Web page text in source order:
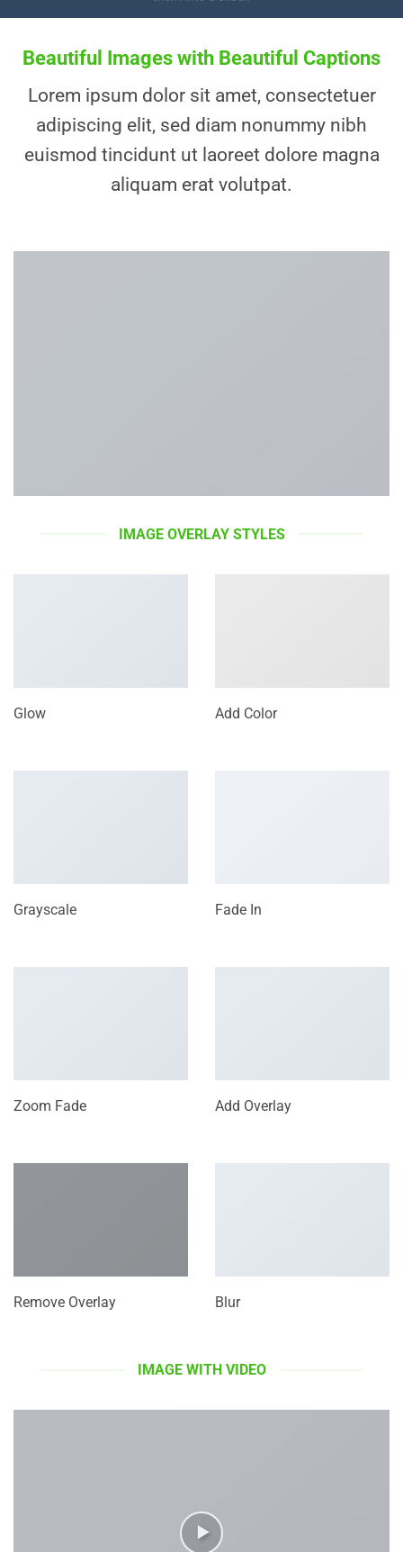
Beautiful Images with Beautiful Captions
Lorem ipsum dolor sit amet, consectetuer
adipiscing elit, sed diam nonummy nibh
euismod tincidunt ut laoreet dolore magna
aliquam erat volutpat.
IMAGE OVERLAY STYLES
Glow Add Color
Grayscale Fade In
Zoom Fade Add Overlay
Remove Overlay Blur
IMAGE WITH VIDEO